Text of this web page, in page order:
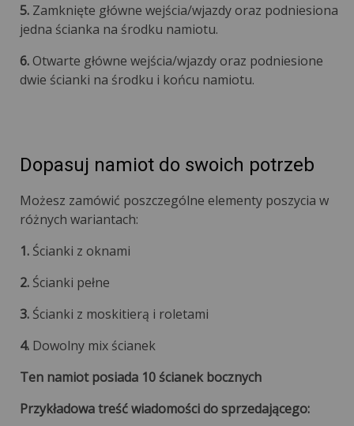
5. Zamknięte główne wejścia/wjazdy oraz podniesiona
jedna ścianka na środku namiotu.
6.Otwarte główne wejścia/wjazdy oraz podniesione
dwie ścianki na środku i końcu namiotu.
Dopasuj namiot do swoich potrzeb
Możesz zamówić poszczególne elementy poszycia w
różnych wariantach:
1. Ścianki z oknami
2. Ścianki pełne
3. Ścianki z moskitierą i roletami
4. Dowolny mix ścianek
Ten namiot posiada 10 ścianek bocznych
Przykładowa treść wiadomości do sprzedającego: